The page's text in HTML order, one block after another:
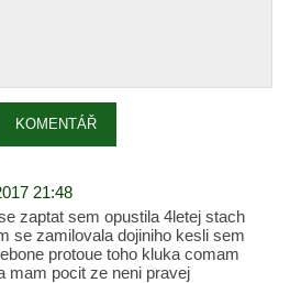
KOMENTÁŘ
21:48
zaptat sem opustila 4letej stach
se zamilovala dojiniho kesli sem
protoue toho kluka comam
mam pocit ze neni pravej